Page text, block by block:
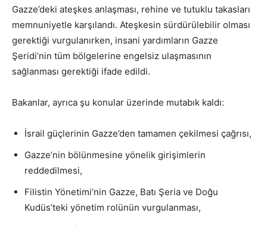
Gazze’deki ateşkes anlaşması, rehine ve tutuklu takasları
memnuniyetle karşılandı. Ateşkesin sürdürülebilir olması
gerektiği vurgulanırken, insani yardımların Gazze
Şeridi’nin tüm bölgelerine engelsiz ulaşmasının
sağlanması gerektiği ifade edildi.
Bakanlar, ayrıca şu konular üzerinde mutabık kaldı:
İsrail güçlerinin Gazze’den tamamen çekilmesi çağrısı,
Gazze’nin bölünmesine yönelik girişimlerin
reddedilmesi,
Filistin Yönetimi’nin Gazze, Batı Şeria ve Doğu
Kudüs’teki yönetim rolünün vurgulanması,